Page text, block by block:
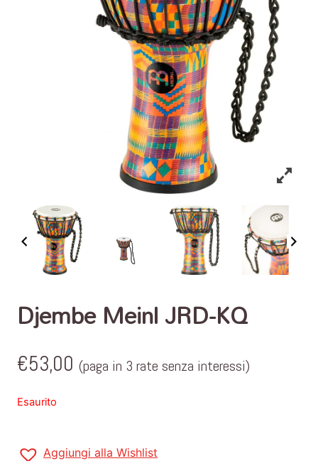
Djembe Meinl JRD-KQ
€53,00 (paga in 3 rate senza interessi)
Esaurito
Aggiungi alla Wishlist